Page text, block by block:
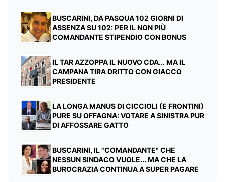
BUSCARINI, DA PASQUA 102 GIORNI DI
ASSENZA SU 102: PER IL NON PIÙ
COMANDANTE STIPENDIO CON BONUS
IL TAR AZZOPPA IL NUOVO CDA... MA IL
CAMPANA TIRA DRITTO CON GIACCO
PRESIDENTE
LA LONGA MANUS DI CICCIOLI (E FRONTINI)
PURE SU OFFAGNA: VOTARE A SINISTRA PUR
DI AFFOSSARE GATTO
BUSCARINI, IL "COMANDANTE" CHE
NESSUN SINDACO VUOLE... MA CHE LA
BUROCRAZIA CONTINUA A SUPER PAGARE